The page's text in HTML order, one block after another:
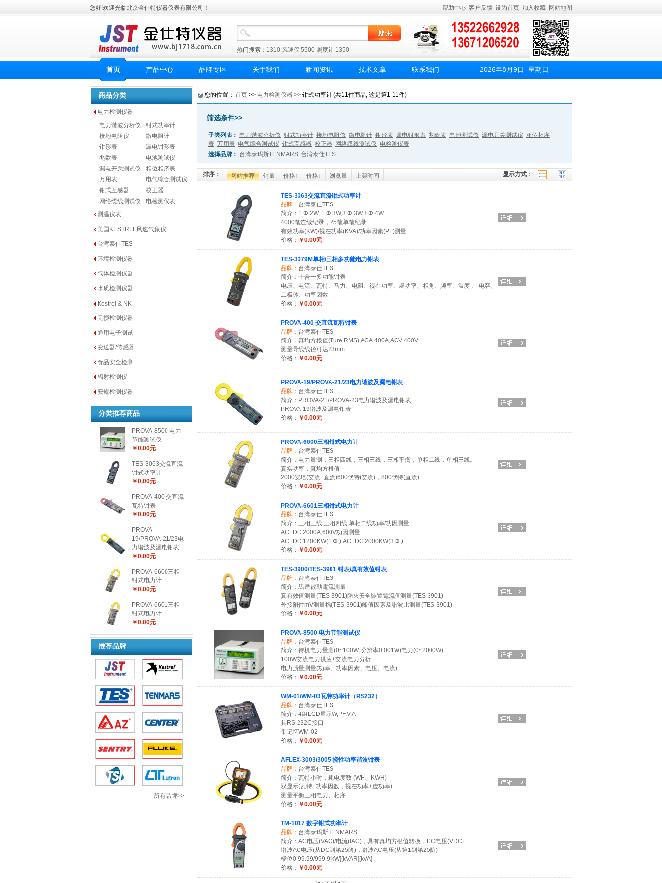
您好!欢迎光临北京金仕特仪器仪表有限公司！ 帮助中心 客户反馈 设为首页 加入收藏 网站地图
热门搜索： 1310 风速仪 5500 照度计 1350
首页 产品中心 品牌专区 关于我们 新闻资讯 技术文章 联系我们 2026年8月9日 星期日
商品分类
电力检测仪器
电力谐波分析仪
钳式功率计
接地电阻仪
微电阻计
钳形表
漏电钳形表
兆欧表
电池测试仪
漏电开关测试仪
相位相序表
万用表
电气综合测试仪
钳式互感器
校正器
网络缆线测试仪
电检测仪表
测温仪表
美国KESTREL风速气象仪
台湾泰仕TES
环境检测仪器
气体检测仪器
水质检测仪器
Kestrel & NK
无损检测仪器
通用电子测试
变送器/传感器
食品安全检测
辐射检测仪
安规检测仪器
分类推荐商品
PROVA-8500 电力
节能测试仪
￥0.00元
TES-3063交流直流
钳式功率计
￥0.00元
PROVA-400 交直流
瓦特钳表
￥0.00元
PROVA-
19/PROVA-21/23电
力谐波及漏电钳表
￥0.00元
PROVA-6600三相
钳式电力计
￥0.00元
PROVA-6601三相
钳式电力计
￥0.00元
推荐品牌
所有品牌>>
您的位置： 首页 >> 电力检测仪器 >> 钳式功率计 (共11件商品, 这是第1-11件)
筛选条件>>
子类列表： 电力谐波分析仪 钳式功率计 接地电阻仪 微电阻计 钳形表 漏电钳形表 兆欧表 电池测试仪 漏电开关测试仪 相位相序
表 万用表 电气综合测试仪 钳式互感器 校正器 网络缆线测试仪 电检测仪表
选择品牌： 台湾泰玛斯TENMARS 台湾泰仕TES
排序： 网站推荐 销量 价格↑ 价格↓ 浏览量 上架时间 显示方式：
TES-3063交流直流钳式功率计
品牌： 台湾泰仕TES
简介：1 Φ 2W, 1 Φ 3W,3 Φ 3W,3 Φ 4W
4000笔连续纪录，25笔单笔纪录
有效功率(KW)/视在功率(KVA)/功率因素(PF)测量
价格： ￥0.00元
TES-3079M单相/三相多功能电力钳表
品牌： 台湾泰仕TES
简介：十合一多功能钳表
电压、电流、瓦特、马力、电阻、视在功率、虚功率、相角、频率、温度 、 电容、
二极体、功率因数
价格： ￥0.00元
PROVA-400 交直流瓦特钳表
品牌： 台湾泰仕TES
简介：真均方根值(Ture RMS),ACA 400A,ACV 400V
测量导线线径可达23mm
价格： ￥0.00元
PROVA-19/PROVA-21/23电力谐波及漏电钳表
品牌： 台湾泰仕TES
简介：PROVA-21/PROVA-23电力谐波及漏电钳表
PROVA-19谐波及漏电钳表
价格： ￥0.00元
PROVA-6600三相钳式电力计
品牌： 台湾泰仕TES
简介：电力量测，三相四线，三相三线，三相平衡，单相二线，单相三线。
真实功率，真均方根值
2000安培(交流+直流)600伏特(交流)，800伏特(直流)
价格： ￥0.00元
PROVA-6601三相钳式电力计
品牌： 台湾泰仕TES
简介：三相三线,三相四线,单相二线功率/功因测量
AC+DC 2000A,600V功因测量
AC+DC 1200KW(1 Φ ) AC+DC 2000KW(3 Φ )
价格： ￥0.00元
TES-3900/TES-3901 钳表/真有效值钳表
品牌： 台湾泰仕TES
简介：馬達啟動電流測量
真有效值測量(TES-3901)防火安全裝置電流值測量(TES-3901)
外接附件mV測量檔(TES-3901)峰值因素及諧波比測量(TES-3901)
价格： ￥0.00元
PROVA-8500 电力节能测试仪
品牌： 台湾泰仕TES
简介：待机电力量测(0~100W, 分辨率0.001W)电力(0~2000W)
100W交流电力供应+交流电力分析
电力质量测量(功率、功率因素、电压、电流)
价格： ￥0.00元
WM-01/WM-03瓦特功率计（RS232）
品牌： 台湾泰仕TES
简介：4组LCD显示W,PF,V,A
具RS-232C接口
带记忆WM-02
价格： ￥0.00元
AFLEX-3003/3005 挠性功率谐波钳表
品牌： 台湾泰仕TES
简介：瓦特小时，耗电度数 (WH、KWH)
双显示(瓦特+功率因数，视在功率+虚功率)
测量平衡三相电力、相序
价格： ￥0.00元
TM-1017 数字钳式功率计
品牌： 台湾泰玛斯TENMARS
简介：AC电压(VAC)/电流(IAC)，具有真均方根值转换，DC电压(VDC)
谐波AC电压(从DC到第25阶)，谐波AC电压(从第1到第25阶)
檔位0-99.99/999.9[kW][kVAR][kVA]
价格： ￥0.00元